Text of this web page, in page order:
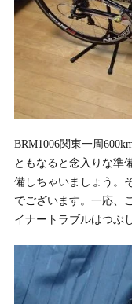
BRM1006関東一周
ともなると念入りな準
備しちゃいましょう。
でございます。一応、
イナートラブルはつぶ